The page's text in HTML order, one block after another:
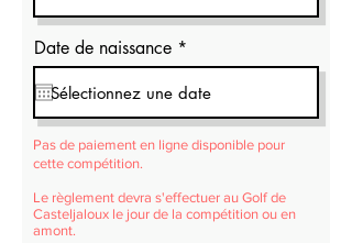
Date de naissance *
e
q
u
i
e
Pas de paiement en ligne disponible pour
cette compétition.
Le règlement devra s'effectuer au Golf de
Casteljaloux le jour de la compétition ou en
amont.